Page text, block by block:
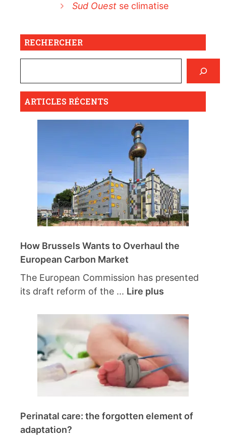
Sud Ouestse climatise
RECHERCHER
ARTICLES RÉCENTS
How Brussels Wants to Overhaul the
European Carbon Market
The European Commission has presented
its draft reform of the ... Lire plus
Perinatal care: the forgotten element of
adaptation?